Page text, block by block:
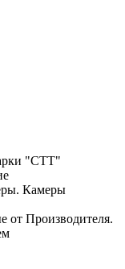
"СТТ"
Камеры
Производителя.